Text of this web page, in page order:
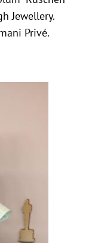
Jewellery.
Privé.